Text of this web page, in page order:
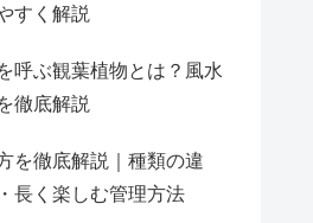
すく解説
呼ぶ観葉植物とは？風水
徹底解説
を徹底解説｜種類の違
長く楽しむ管理方法